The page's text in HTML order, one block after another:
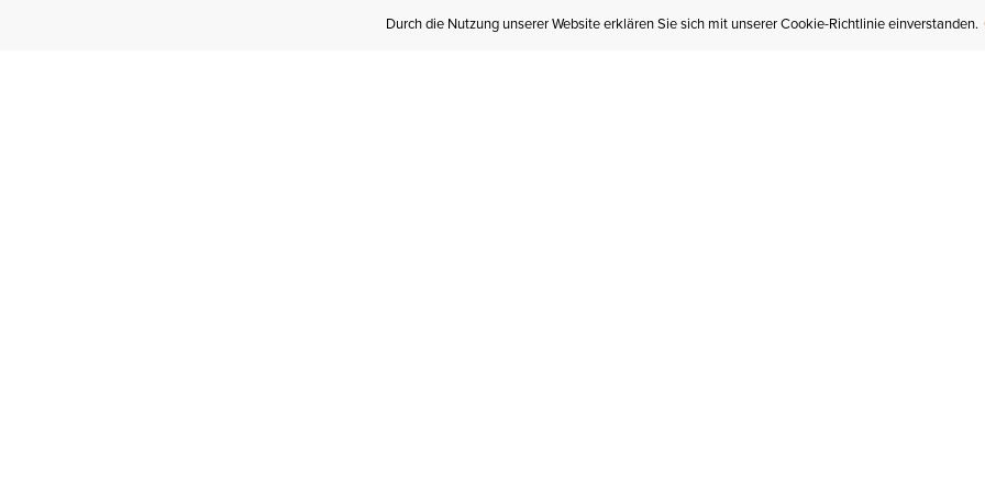
Durch die Nutzung unserer Website erklären Sie sich mit unserer Cookie-Richtlinie einverstanden.